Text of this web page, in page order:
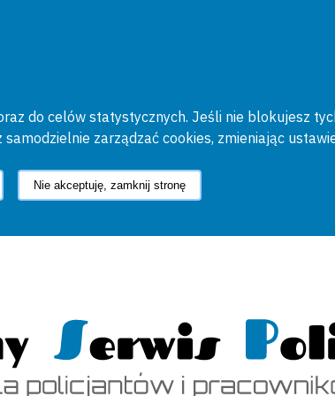
do celów statystycznych. Jeśli nie blokujesz
zarządzać cookies, zmieniając
Nie akceptuję, zamknij stronę